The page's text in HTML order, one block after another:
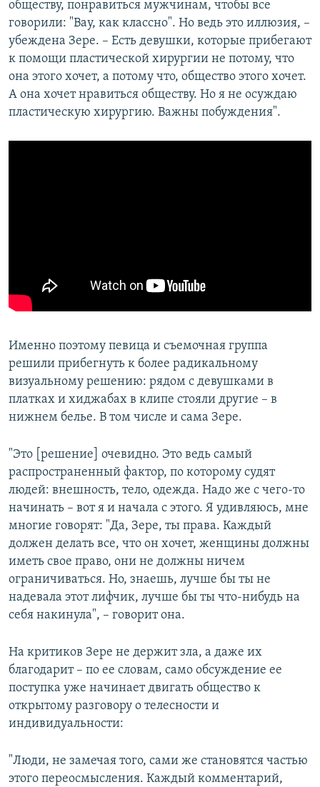
обществу, понравиться мужчинам, чтобы все
говорили: "Вау, как классно". Но ведь это иллюзия, –
убеждена Зере. – Есть девушки, которые прибегают
к помощи пластической хирургии не потому, что
она этого хочет, а потому что, общество этого хочет.
А она хочет нравиться обществу. Но я не осуждаю
пластическую хирургию. Важны побуждения".
Именно поэтому певица и съемочная группа
решили прибегнуть к более радикальному
визуальному решению: рядом с девушками в
платках и хиджабах в клипе стояли другие – в
нижнем белье. В том числе и сама Зере.
"Это [решение] очевидно. Это ведь самый
распространенный фактор, по которому судят
людей: внешность, тело, одежда. Надо же с чего-то
начинать – вот я и начала с этого. Я удивляюсь, мне
многие говорят: "Да, Зере, ты права. Каждый
должен делать все, что он хочет, женщины должны
иметь свое право, они не должны ничем
ограничиваться. Но, знаешь, лучше бы ты не
надевала этот лифчик, лучше бы ты что-нибудь на
себя накинула", – говорит она.
На критиков Зере не держит зла, а даже их
благодарит – по ее словам, само обсуждение ее
поступка уже начинает двигать общество к
открытому разговору о телесности и
индивидуальности:
"Люди, не замечая того, сами же становятся частью
этого переосмысления. Каждый комментарий,